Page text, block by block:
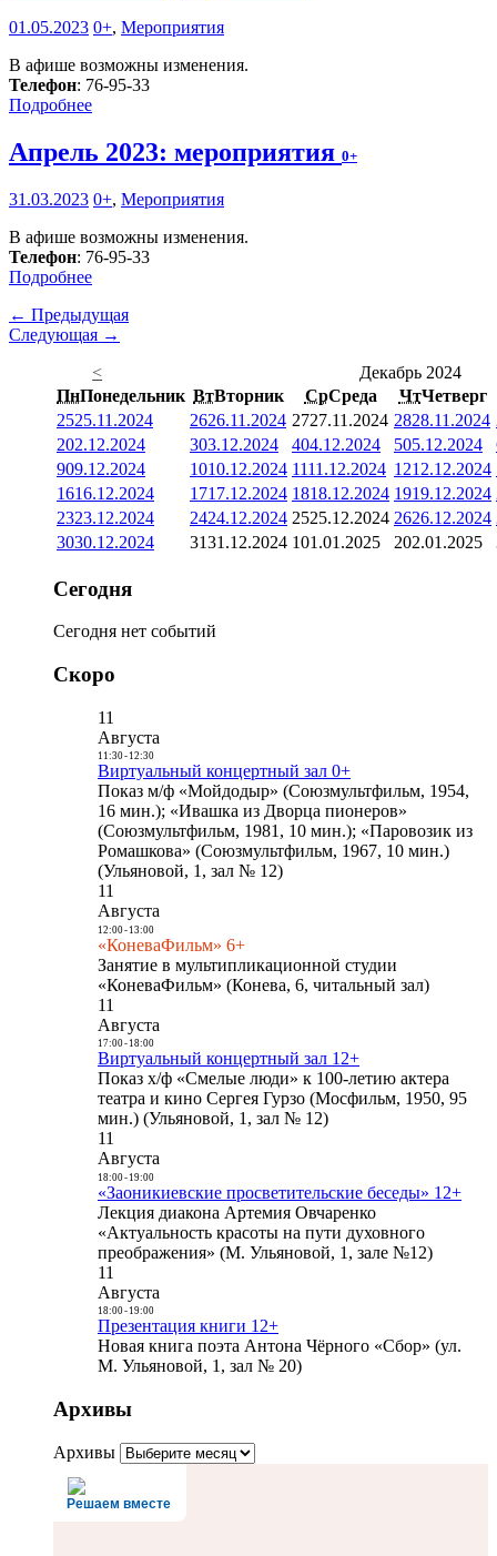
01.05.2023 0+, Мероприятия
В афише возможны изменения.
Телефон: 76-95-33
Подробнее
Апрель 2023: мероприятия 0+
31.03.2023 0+, Мероприятия
В афише возможны изменения.
Телефон: 76-95-33
Подробнее
← Предыдущая
Следующая →
<
Декабрь 2024
ПнПонедельник ВтВторник СрСреда ЧтЧетверг
2525.11.2024 2626.11.2024 2727.11.2024 2828.11.2024
202.12.2024 303.12.2024 404.12.2024 505.12.2024
909.12.2024 1010.12.2024 1111.12.2024 1212.12.2024
1616.12.2024 1717.12.2024 1818.12.2024 1919.12.2024
2323.12.2024 2424.12.2024 2525.12.2024 2626.12.2024
3030.12.2024 3131.12.2024 101.01.2025 202.01.2025
Сегодня
Сегодня нет событий
Скоро
11
Августа
11:30- 12:30
Виртуальный концертный зал 0+
Показ м/ф «Мойдодыр» (Союзмультфильм, 1954,
16 мин.); «Ивашка из Дворца пионеров»
(Союзмультфильм, 1981, 10 мин.); «Паровозик из
Ромашкова» (Союзмультфильм, 1967, 10 мин.)
(Ульяновой, 1, зал № 12)
11
Августа
12:00- 13:00
«КоневаФильм» 6+
Занятие в мультипликационной студии
«КоневаФильм» (Конева, 6, читальный зал)
11
Августа
17:00- 18:00
Виртуальный концертный зал 12+
Показ х/ф «Смелые люди» к 100-летию актера
театра и кино Сергея Гурзо (Мосфильм, 1950, 95
мин.) (Ульяновой, 1, зал № 12)
11
Августа
18:00- 19:00
«Заоникиевские просветительские беседы» 12+
Лекция диакона Артемия Овчаренко
«Актуальность красоты на пути духовного
преображения» (М. Ульяновой, 1, зале №12)
11
Августа
18:00- 19:00
Презентация книги 12+
Новая книга поэта Антона Чёрного «Сбор» (ул.
М. Ульяновой, 1, зал № 20)
Архивы
Архивы
Решаем вместе